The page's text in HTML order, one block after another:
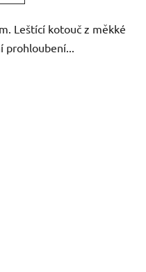
Leštící kotouč z měkké